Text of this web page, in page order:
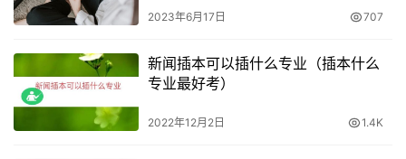
西。机构没有办学许可证一般不是正规的机构，而函授站牌
则是证明该机构为某院校教学点的证明。
在选择函授站报名时，应该选择正规的函授站和机构，以避
2023年6月17日 707
新闻插本可以插什么专业（插本什么
专业最好考）
2022年12月2日 1.4K